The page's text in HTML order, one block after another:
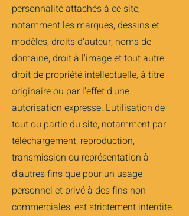
personnalité attachés à ce site,
notamment les marques, dessins et
modèles, droits d'auteur, noms de
domaine, droit à l'image et tout autre
droit de propriété intellectuelle, à titre
originaire ou par l'effet d'une
autorisation expresse. L'utilisation de
tout ou partie du site, notamment par
téléchargement, reproduction,
transmission ou représentation à
d'autres fins que pour un usage
personnel et privé à des fins non
commerciales, est strictement interdite.